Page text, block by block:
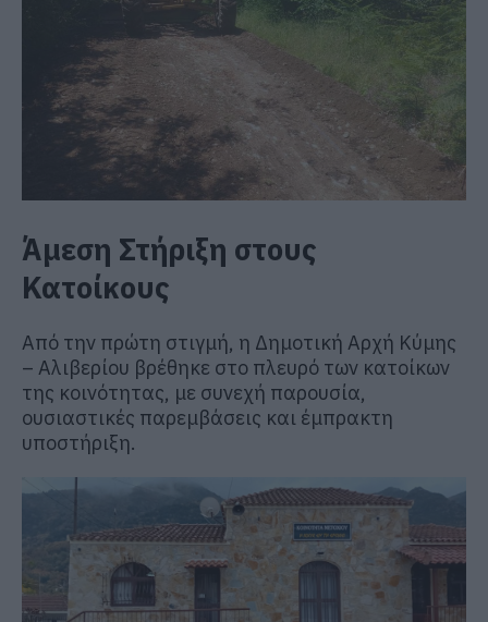
Άμεση Στήριξη στους
Κατοίκους
Από την πρώτη στιγμή, η Δημοτική Αρχή Κύμης
– Αλιβερίου βρέθηκε στο πλευρό των κατοίκων
της κοινότητας, με συνεχή παρουσία,
ουσιαστικές παρεμβάσεις και έμπρακτη
υποστήριξη.